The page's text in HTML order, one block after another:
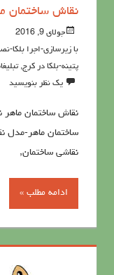
نقاش ساختمان
جولای 9, 2016
با زیرسازی-اجرا بلکا-
پتینه-بلکا در کرج,
یک نظر بنویسید
نقاش ساختمان ماهر
ساختمان ماهر-مدل
نقاشی ساختمان,
ادامه مطلب »